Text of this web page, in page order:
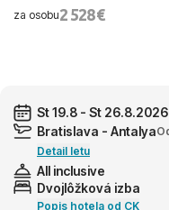
za osobu2 528 €
St 19.8 - St 26.8.2026
Bratislava - Antalya
Detail letu
All inclusive
Dvojlôžková izba
Popis hotela od CK